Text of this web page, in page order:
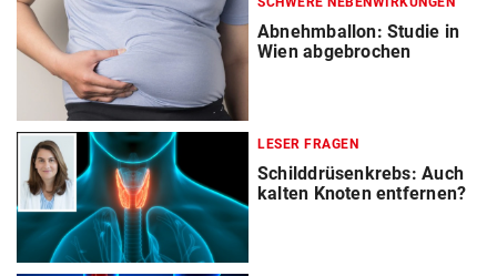
Abnehmballon: Studie in
Wien abgebrochen
LESER FRAGEN
Schilddrüsenkrebs: Auch
kalten Knoten entfernen?